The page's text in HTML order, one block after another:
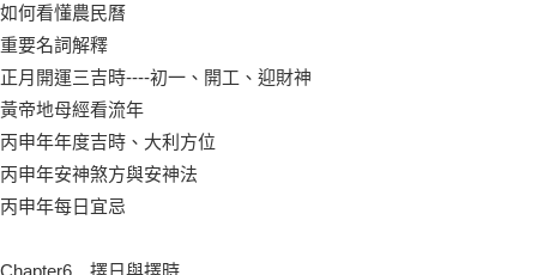
如何看懂農民曆
重要名詞解釋
正月開運三吉時----初一、開工、迎財神
黃帝地母經看流年
丙申年年度吉時、大利方位
丙申年安神煞方與安神法
丙申年每日宜忌
Chapter6 擇日與擇時